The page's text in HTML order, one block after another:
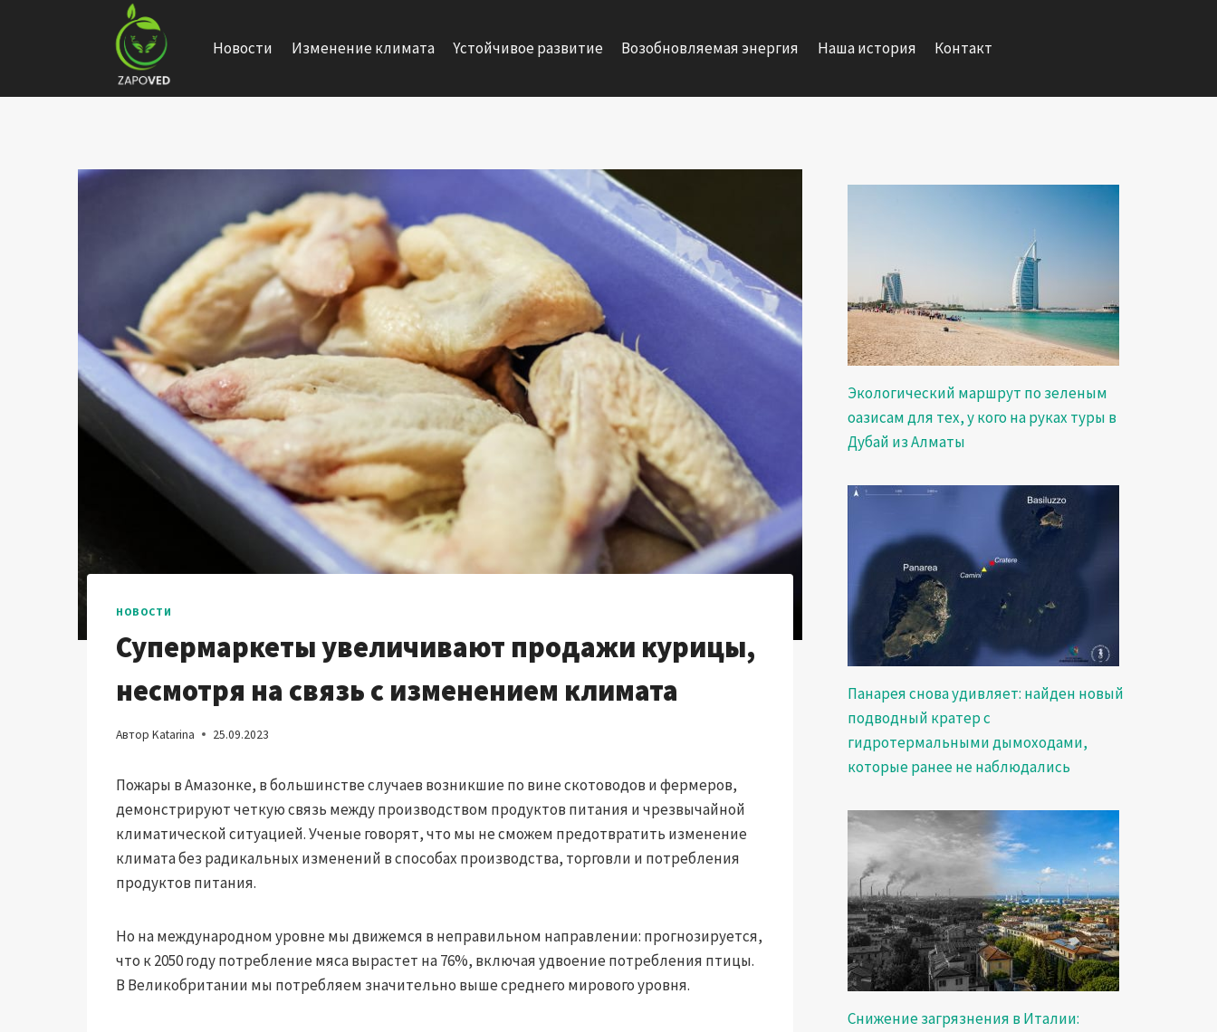
Новости Изменение климата Yстойчивое развитие Возобновляемая энергия Наша история Контакт
НОВОСТИ
Супермаркеты увеличивают продажи курицы,
несмотря на связь с изменением климата
Автор Katarina 25.09.2023
Пожары в Амазонке, в большинстве случаев возникшие по вине скотоводов и фермеров,
демонстрируют четкую связь между производством продуктов питания и чрезвычайной
климатической ситуацией. Ученые говорят, что мы не сможем предотвратить изменение
климата без радикальных изменений в способах производства, торговли и потребления
продуктов питания.
Но на международном уровне мы движемся в неправильном направлении: прогнозируется,
что к 2050 году потребление мяса вырастет на 76%, включая удвоение потребления птицы.
В Великобритании мы потребляем значительно выше среднего мирового уровня.
Экологический маршрут по зеленым
оазисам для тех, у кого на руках туры в
Дубай из Алматы
Панарея снова удивляет: найден новый
подводный кратер с
гидротермальными дымоходами,
которые ранее не наблюдались
Снижение загрязнения в Италии: